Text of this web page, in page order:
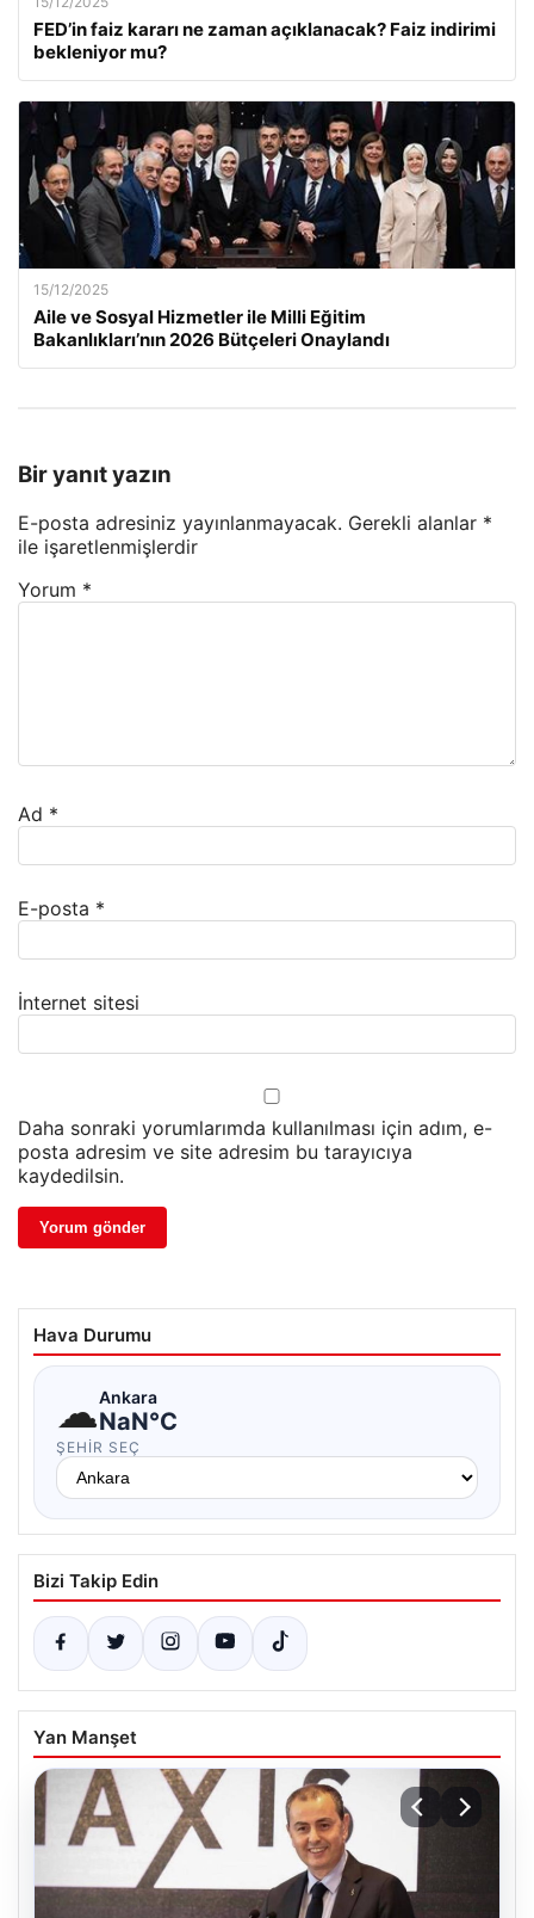
FED’in faiz kararı ne zaman açıklanacak? Faiz indirimi
bekleniyor mu?
15/12/2025
Aile ve Sosyal Hizmetler ile Milli Eğitim
Bakanlıkları’nın 2026 Bütçeleri Onaylandı
Bir yanıt yazın
E-posta adresiniz yayınlanmayacak. Gerekli alanlar *
ile işaretlenmişlerdir
Yorum *
Ad *
E-posta *
İnternet sitesi
Daha sonraki yorumlarımda kullanılması için adım, e-
posta adresim ve site adresim bu tarayıcıya
kaydedilsin.
Hava Durumu
☁Ankara
NaN°C
ŞEHIR SEÇ
Bizi Takip Edin
Yan Manşet